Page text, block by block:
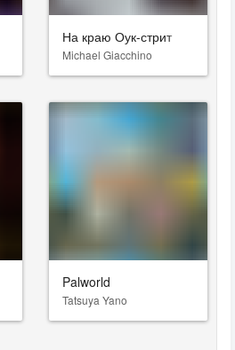
На краю Оук-стрит
Michael Giacchino
Palworld
Tatsuya Yano